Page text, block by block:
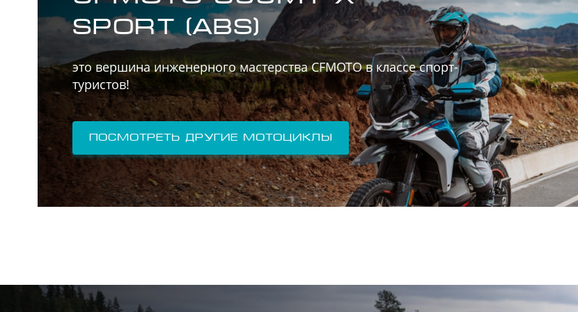
SPORT (ABS)
это вершина инженерного мастерства CFMOTO в классе спорт-
туристов!
Посмотреть другие мотоциклы